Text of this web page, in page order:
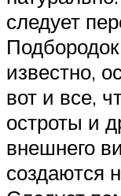
следует
известно,
вот и все,
остроты и
внешнего
создаются